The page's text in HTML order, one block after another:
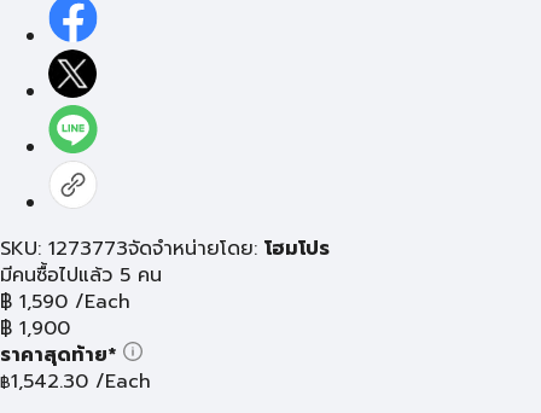
SKU: 1273773จัดจำหน่ายโดย: โฮมโปร
มีคนซื้อไปแล้ว 5 คน
฿ 1,590 /Each
฿ 1,900
ราคาสุดท้าย*
฿1,542.30 /Each